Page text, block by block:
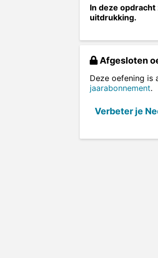
In deze
uitdrukking.
Afgesloten
Deze oefening is
jaarabonnement.
Verbeter je